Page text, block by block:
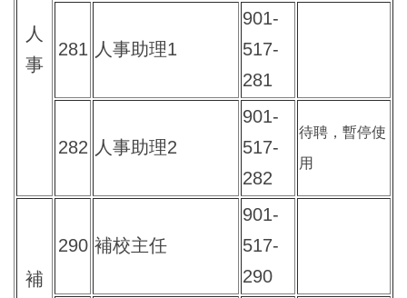
人
事
281 人事助理1
901-
517-
281
282 人事助理2
901-
517-
282
待聘，暫停使
用
補
290 補校主任
901-
517-
290